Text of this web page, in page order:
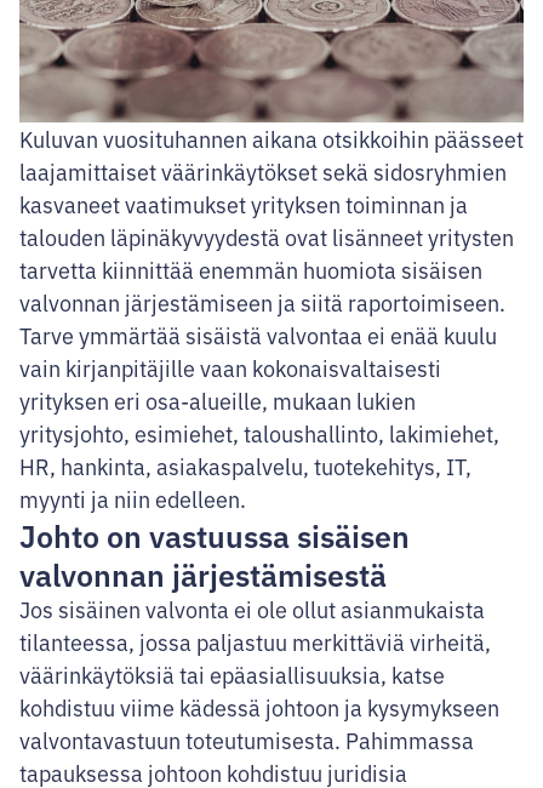
Kuluvan vuosituhannen aikana otsikkoihin päässeet
laajamittaiset väärinkäytökset sekä sidosryhmien
kasvaneet vaatimukset yrityksen toiminnan ja
talouden läpinäkyvyydestä ovat lisänneet yritysten
tarvetta kiinnittää enemmän huomiota sisäisen
valvonnan järjestämiseen ja siitä raportoimiseen.
Tarve ymmärtää sisäistä valvontaa ei enää kuulu
vain kirjanpitäjille vaan kokonaisvaltaisesti
yrityksen eri osa-alueille, mukaan lukien
yritysjohto, esimiehet, taloushallinto, lakimiehet,
HR, hankinta, asiakaspalvelu, tuotekehitys, IT,
myynti ja niin edelleen.
Johto on vastuussa sisäisen
valvonnan järjestämisestä
Jos sisäinen valvonta ei ole ollut asianmukaista
tilanteessa, jossa paljastuu merkittäviä virheitä,
väärinkäytöksiä tai epäasiallisuuksia, katse
kohdistuu viime kädessä johtoon ja kysymykseen
valvontavastuun toteutumisesta. Pahimmassa
tapauksessa johtoon kohdistuu juridisia